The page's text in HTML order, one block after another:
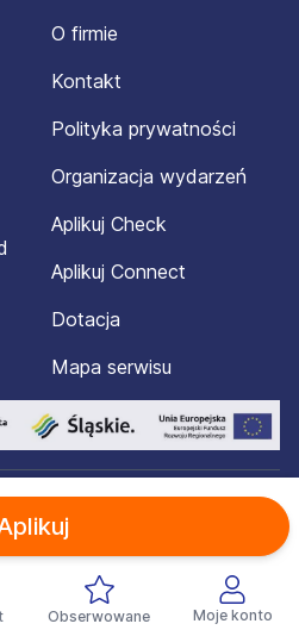
Obserwowane Moje konto
O firmie
Kontakt
Polityka prywatności
Organizacja wydarzeń
Aplikuj Check
Aplikuj Connect
Dotacja
Mapa serwisu
prawa zastrzeżone.